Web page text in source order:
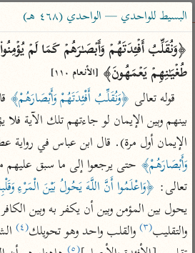
ساهم معنا في نشر القرآن
الباحث
بحث تفسير علوم
2 or more characters for results.
Type 1 or more
characters for results.
أمّهات
تفسير الطبري
تفسير ابن كثير
عامّة
فتح البيان
فتح القدير
البسيط للواحدي — الواحدي (٤٦٨ هـ)
طُغۡیَـٰنِهِمۡ یَعۡمَهُونَ﴾ [الأنعام ١١٠]
قوله تعالى ﴿وَنُقَلِّبُ أَفْئِدَتَهُمْ وَأَبْصَارَهُمْ﴾
الإيمان أول مرة). قال ابن عباس في رواية
وَأَبْصَارَهُمْ﴾
تعالى: ﴿وَاعْلَمُوا أَنَّ اللَّهَ يَحُولُ بَيْنَ الْمَرْءِ
يحول بين المؤمن وبين أن يكفر به وبين
والتقليب(٣) والقلب واحد وهو تحويلك(٤)